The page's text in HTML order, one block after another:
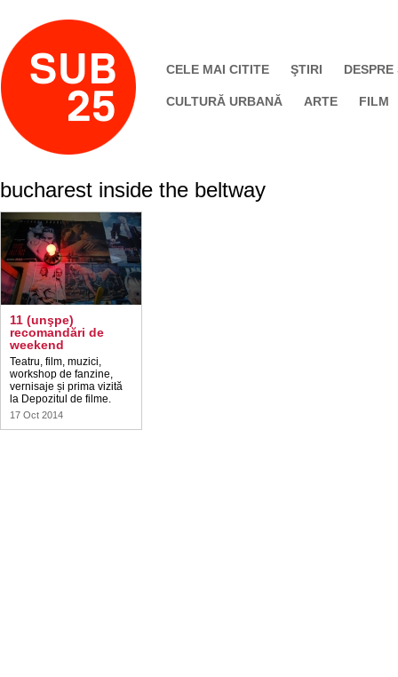
CELE MAI CITITE ŞTIRI DESPRE
CULTURĂ URBANĂ ARTE FILM
bucharest inside the beltway
11 (unşpe)
recomandări de
weekend
Teatru, film, muzici,
workshop de fanzine,
vernisaje și prima vizită
la Depozitul de filme.
17 Oct 2014